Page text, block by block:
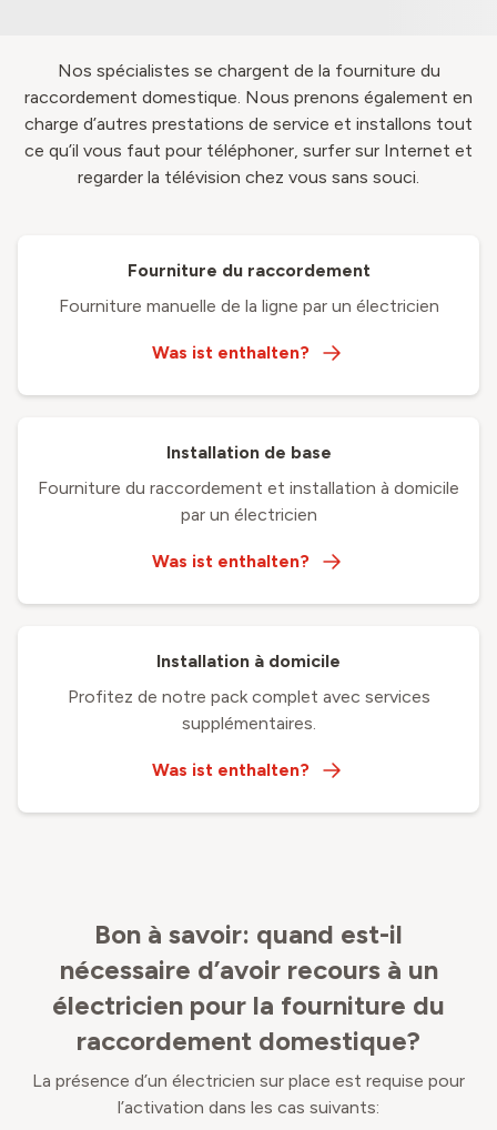
Nos spécialistes se chargent de la fourniture du
raccordement domestique. Nous prenons également en
charge d’autres prestations de service et installons tout
ce qu’il vous faut pour téléphoner, surfer sur Internet et
regarder la télévision chez vous sans souci.
Fourniture du raccordement
Fourniture manuelle de la ligne par un électricien
Was ist enthalten?
Installation de base
Fourniture du raccordement et installation à domicile
par un électricien
Was ist enthalten?
Installation à domicile
Profitez de notre pack complet avec services
supplémentaires.
Was ist enthalten?
Bon à savoir: quand est-il
nécessaire d’avoir recours à un
électricien pour la fourniture du
raccordement domestique?
La présence d’un électricien sur place est requise pour
l’activation dans les cas suivants: